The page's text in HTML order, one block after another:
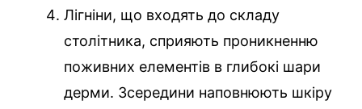
Лігніни, що входять до складу
столітника, сприяють проникненню
поживних елементів в глибокі шари
дерми. Зсередини наповнюють шкіру